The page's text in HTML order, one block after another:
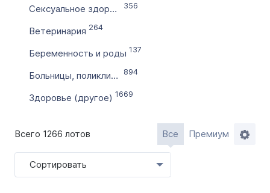
Моментально онлайн
Сексуальное здоровье 356
Ветеринария 264
Беременность и роды 137
Больницы, поликлиники 894
Здоровье (другое) 1669
Всего 1266 лотов Все Премиум
Сортировать